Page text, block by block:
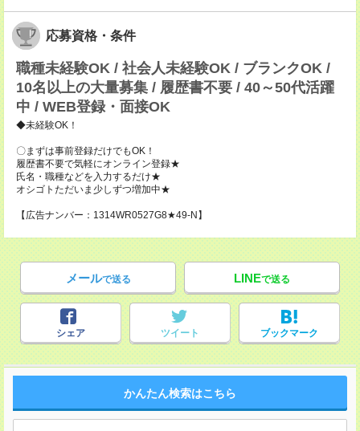
応募資格・条件
職種未経験OK / 社会人未経験OK / ブランクOK /
10名以上の大量募集 / 履歴書不要 / 40～50代活躍
中 / WEB登録・面接OK
◆未経験OK！
〇まずは事前登録だけでもOK！
履歴書不要で気軽にオンライン登録★
氏名・職種などを入力するだけ★
オシゴトただいま少しずつ増加中★
【広告ナンバー：1314WR0527G8★49-N】
メールで送る LINEで送る
シェア ツイート ブックマーク
かんたん検索はこちら